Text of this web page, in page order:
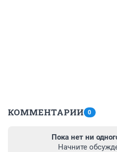
КОММЕНТАРИИ 0
Пока нет ни
Начните